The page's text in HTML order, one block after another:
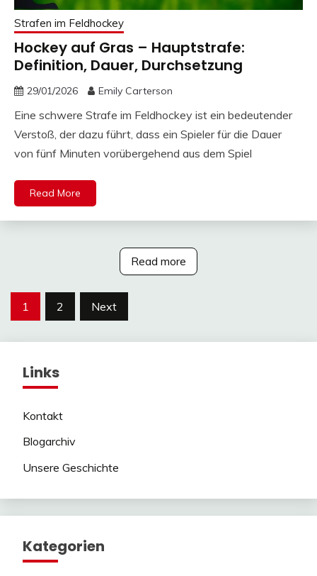
Strafen im Feldhockey
Hockey auf Gras – Hauptstrafe:
Definition, Dauer, Durchsetzung
29/01/2026 Emily Carterson
Eine schwere Strafe im Feldhockey ist ein bedeutender
Verstoß, der dazu führt, dass ein Spieler für die Dauer
von fünf Minuten vorübergehend aus dem Spiel
Read More
Read more
Posts
1 2 Next
Links
Kontakt
Blogarchiv
Unsere Geschichte
Kategorien